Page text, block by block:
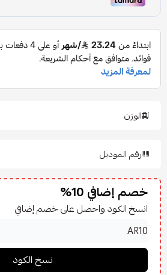
الوزن
رقم الموديل
خصم إضافي 10%
انسخ الكود واحصل على خصم إضافي